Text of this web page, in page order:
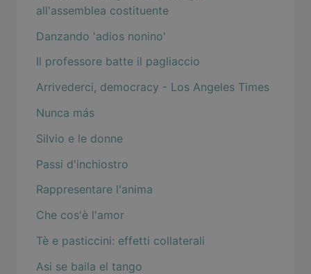
all'assemblea costituente
Danzando 'adios nonino'
Il professore batte il pagliaccio
Arrivederci, democracy - Los Angeles Times
Nunca más
Silvio e le donne
Passi d'inchiostro
Rappresentare l'anima
Che cos'è l'amor
Tè e pasticcini: effetti collaterali
Asi se baila el tango